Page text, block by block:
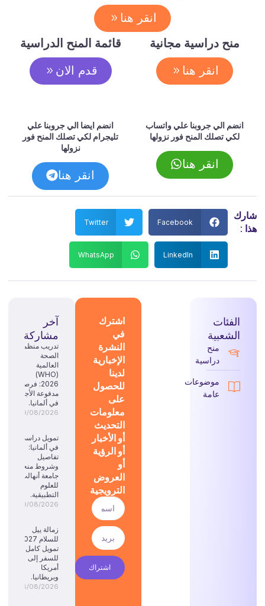
انقر هنا
منح دراسية مجانية
انقر هنا
قائمة المنح الدراسية
قدم الان
انضم الي جروبنا علي واتساب
لكي تصلك المنح فور نزولها
انقر هنا
انضم ايضا الي جروبنا علي
تليجرام لكي تصلك المنح فور
نزولها
انقر هنا
شارك
هذا :
Facebook
Twitter
LinkedIn
WhatsApp
الفئات
الشعبية
منح
دراسية
موضوعات
عامة
اشترك
في
النشرة
الإخبارية
لدينا
للحصول
على
معلومات
التحديث
أو الأخبار
أو الرؤية
أو
العروض
الترويجية
اشتراك
آخر
مشاركة
تدريب منظمة
الصحة
العالمية
(WHO)
2026: فرصة
مدفوعة الأجر
في ألمانيا.
09/08/2026
تمويل دراسي
في ألمانيا:
تفاصيل
وشروط منحة
جامعة أنهالت
للعلوم
التطبيقية.
09/08/2026
زمالة ييل
تمويل كامل
للسفر إلى
أمريكا
وبريطانيا.
08/08/2026